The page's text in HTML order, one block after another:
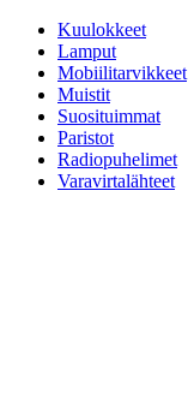
Kuulokkeet
Lamput
Mobiilitarvikkeet
Muistit
Suosituimmat
Paristot
Radiopuhelimet
Varavirtalähteet